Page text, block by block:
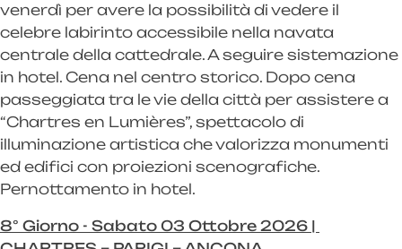
venerdì per avere la possibilità di vedere il
celebre labirinto accessibile nella navata
centrale della cattedrale. A seguire sistemazione
in hotel. Cena nel centro storico. Dopo cena
passeggiata tra le vie della città per assistere a
“Chartres en Lumières”, spettacolo di
illuminazione artistica che valorizza monumenti
ed edifici con proiezioni scenografiche.
Pernottamento in hotel.
8° Giorno - Sabato 03 Ottobre 2026 |